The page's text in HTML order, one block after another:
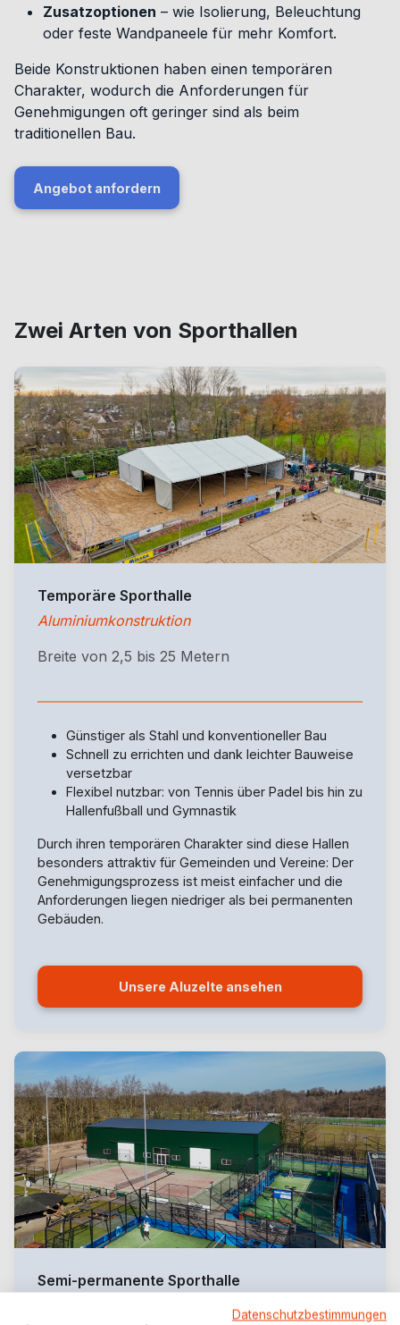
Zusatzoptionen – wie Isolierung, Beleuchtung
oder feste Wandpaneele für mehr Komfort.
Beide Konstruktionen haben einen temporären
Charakter, wodurch die Anforderungen für
Genehmigungen oft geringer sind als beim
traditionellen Bau.
Angebot anfordern
Zwei Arten von Sporthallen
Temporäre Sporthalle
Aluminiumkonstruktion
Breite von 2,5 bis 25 Metern
Günstiger als Stahl und konventioneller Bau
Schnell zu errichten und dank leichter Bauweise
versetzbar
Flexibel nutzbar: von Tennis über Padel bis hin zu
Hallenfußball und Gymnastik
Durch ihren temporären Charakter sind diese Hallen
besonders attraktiv für Gemeinden und Vereine: Der
Genehmigungsprozess ist meist einfacher und die
Anforderungen liegen niedriger als bei permanenten
Gebäuden.
Unsere Aluzelte ansehen
Semi-permanente Sporthalle
Datenschutzbestimmungen